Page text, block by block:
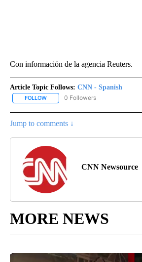
Con información de la agencia Reuters.
Article Topic Follows: CNN - Spanish
FOLLOW FOLLOW "CNN - SPANISH" TO
0 Followers
Jump to comments ↓
CNN Newsource
MORE NEWS